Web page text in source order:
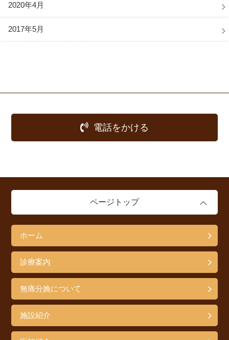
2020年4月
2017年5月
電話をかける
ページトップ
ホーム
診療案内
無痛分娩について
施設紹介